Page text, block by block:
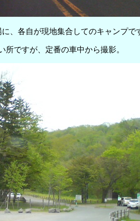
、各自が現地集合してのキャンプで
所ですが、定番の車中から撮影。